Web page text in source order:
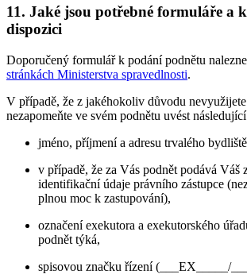
11. Jaké jsou potřebné formuláře a
dispozici
Doporučený formulář k podání podnětu
stránkách Ministerstva spravedlnosti.
V případě, že z jakéhokoliv důvodu
nezapomeňte ve svém podnětu uvést
jméno, příjmení a adresu trvalého
v případě, že za Vás podnět podává Váš
identifikační údaje právního zástupce
plnou moc k zastupování),
označení exekutora a exekutorského
podnět týká,
spisovou značku řízení (___EX_____/